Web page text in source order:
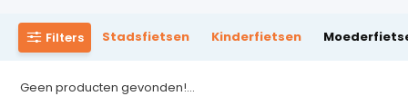
Filters Stadsfietsen Kinderfietsen
Geen producten gevonden!...